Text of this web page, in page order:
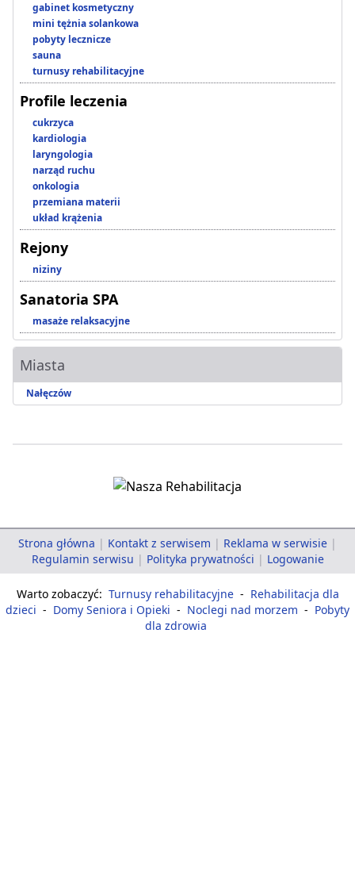
gabinet kosmetyczny
mini tężnia solankowa
pobyty lecznicze
sauna
turnusy rehabilitacyjne
Profile leczenia
cukrzyca
kardiologia
laryngologia
narząd ruchu
onkologia
przemiana materii
układ krążenia
Rejony
niziny
Sanatoria SPA
masaże relaksacyjne
Miasta
Nałęczów
Strona główna | Kontakt z serwisem | Reklama w serwisie |
Regulamin serwisu | Polityka prywatności | Logowanie
Warto zobaczyć: Turnusy rehabilitacyjne - Rehabilitacja dla
dzieci - Domy Seniora i Opieki - Noclegi nad morzem - Pobyty
dla zdrowia